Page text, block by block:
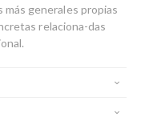
generales propias
relaciona-das